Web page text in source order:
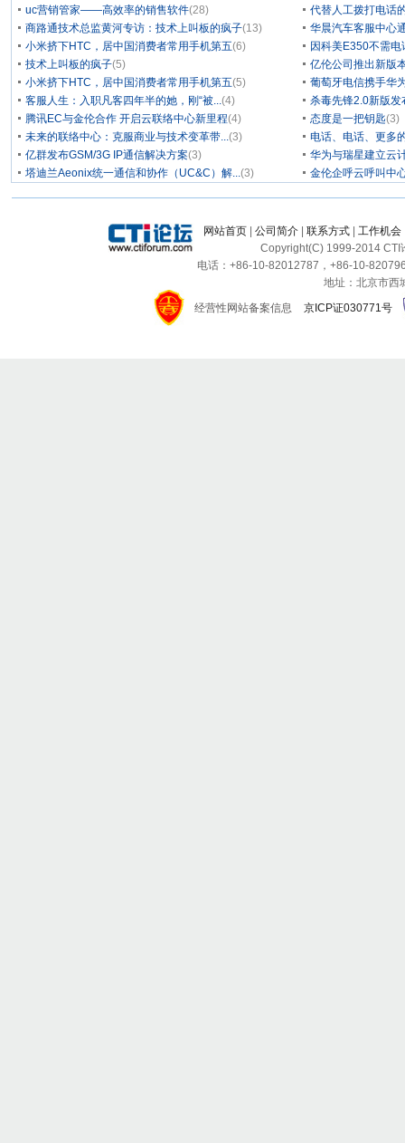
uc营销管家——高效率的销售软件(28)
代替人工拨打电话
商路通技术总监黄河专访：技术上叫板的疯子(13)
华晨汽车客服中心
小米挤下HTC，居中国消费者常用手机第五(6)
因科美E350不需
技术上叫板的疯子(5)
亿伦公司推出新版
小米挤下HTC，居中国消费者常用手机第五(5)
葡萄牙电信携手华
客服人生：入职凡客四年半的她，刚“被...(4)
杀毒先锋2.0新版发
腾讯EC与金伦合作 开启云联络中心新里程(4) 态度是一把钥匙(3)
未来的联络中心：克服商业与技术变革带...(3)
电话、电话、更多
亿群发布GSM/3G IP通信解决方案(3)
华为与瑞星建立云
塔迪兰Aeonix统一通信和协作（UC&C）解...(3) 金伦企呼云呼叫中
网站首页 公司简介 联系方式 工作机会
Copyright(C) 1999-2014 CTI
电话：+86-10-82012787，+86-10-
地址：北京市西
经营性网站备案信息
京ICP证030771号